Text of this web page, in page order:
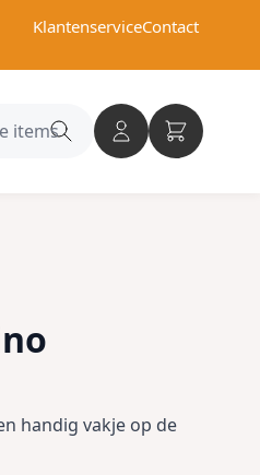
KlantenserviceContact
Search
handig vakje op de